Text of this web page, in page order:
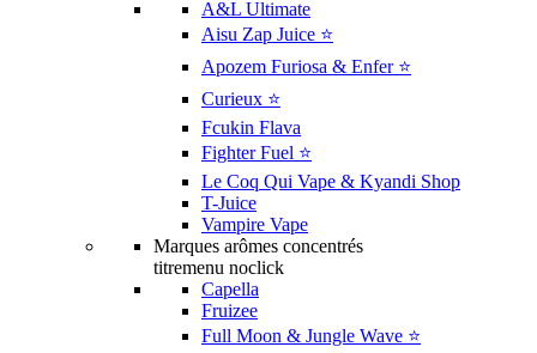
A&L Ultimate
Aisu Zap Juice ⭐️
Apozem Furiosa & Enfer ⭐️
Curieux ⭐️
Fcukin Flava
Fighter Fuel ⭐️
Le Coq Qui Vape & Kyandi Shop
T-Juice
Vampire Vape
Marques arômes concentrés
titremenu noclick
Capella
Fruizee
Full Moon & Jungle Wave ⭐️